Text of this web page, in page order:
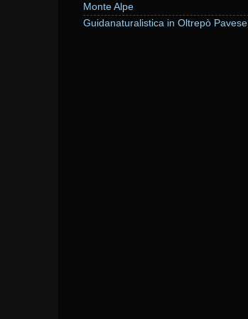
Monte Alpe
Guidanaturalistica in Oltrepò Pavese